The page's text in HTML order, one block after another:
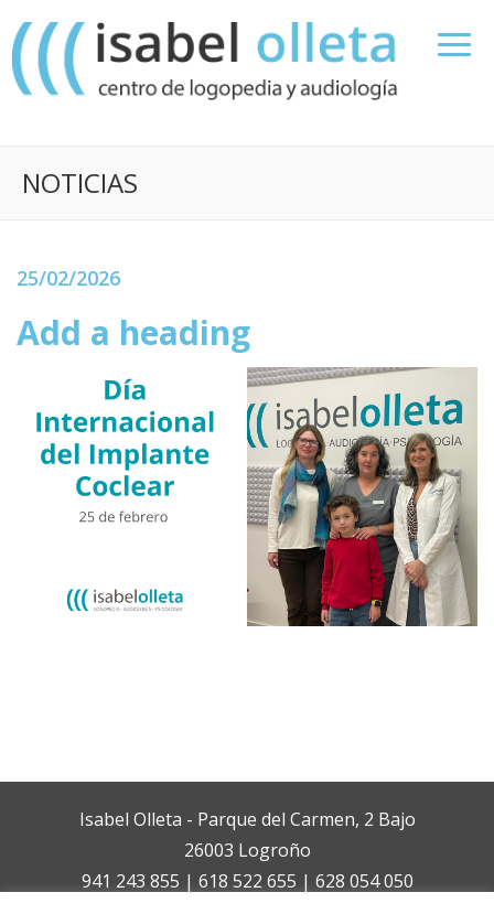
NOTICIAS
25/02/2026
Add a heading
Isabel Olleta - Parque del Carmen, 2 Bajo
26003 Logroño
941 243 855 | 618 522 655 | 628 054 050